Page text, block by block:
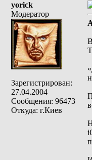
yorick
Модератор
Зарегистрирован:
27.04.2004
Сообщения: 96473
Откуда: г.Киев